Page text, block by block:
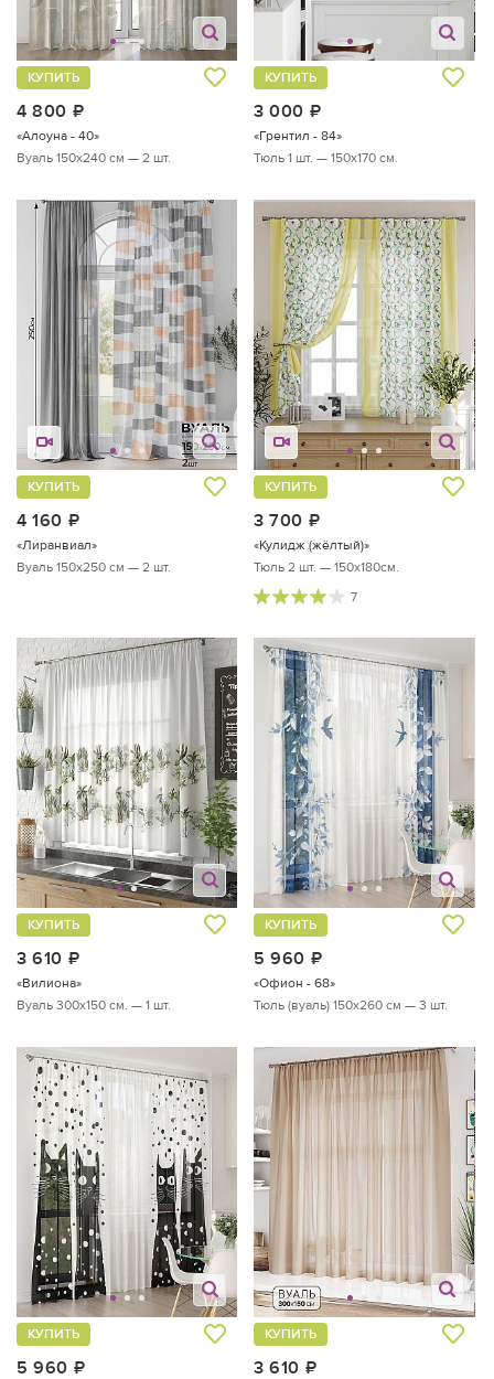
4 800
КУПИТЬ
«Алоуна - 40»
Вуаль 150х240 см — 2 шт.
3 000
КУПИТЬ
«Грентил - 84»
Тюль 1 шт. — 150х170 см.
4 160
КУПИТЬ
«Лиранвиал»
Вуаль 150х250 см — 2 шт.
3 700
КУПИТЬ
«Кулидж (жёлтый)»
Тюль 2 шт. — 150х180см.
7
3 610
КУПИТЬ
«Вилиона»
Вуаль 300х150 см. — 1 шт.
5 960
КУПИТЬ
«Офион - 68»
Тюль (вуаль) 150х260 см — 3 шт.
5 960
КУПИТЬ
3 610
КУПИТЬ